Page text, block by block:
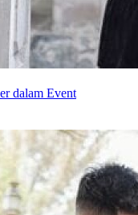
dalam Event